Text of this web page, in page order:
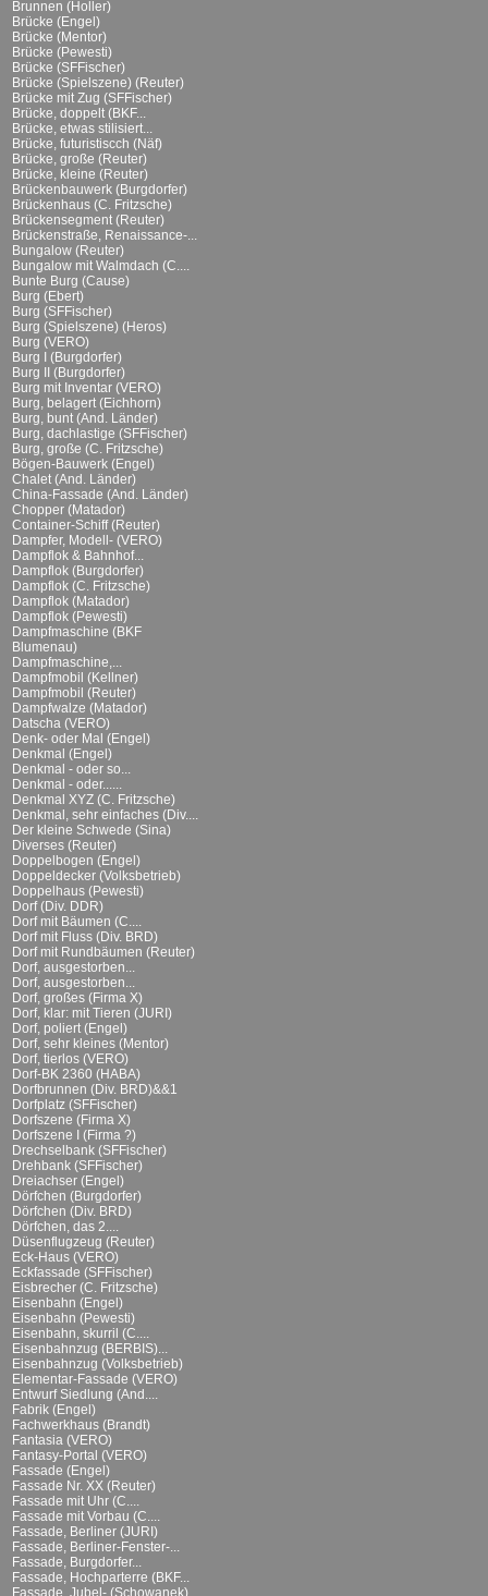
Brunnen (Holler)
Brücke (Engel)
Brücke (Mentor)
Brücke (Pewesti)
Brücke (SFFischer)
Brücke (Spielszene) (Reuter)
Brücke mit Zug (SFFischer)
Brücke, doppelt (BKF...
Brücke, etwas stilisiert...
Brücke, futuristiscch (Näf)
Brücke, große (Reuter)
Brücke, kleine (Reuter)
Brückenbauwerk (Burgdorfer)
Brückenhaus (C. Fritzsche)
Brückensegment (Reuter)
Brückenstraße, Renaissance-...
Bungalow (Reuter)
Bungalow mit Walmdach (C....
Bunte Burg (Cause)
Burg (Ebert)
Burg (SFFischer)
Burg (Spielszene) (Heros)
Burg (VERO)
Burg I (Burgdorfer)
Burg II (Burgdorfer)
Burg mit Inventar (VERO)
Burg, belagert (Eichhorn)
Burg, bunt (And. Länder)
Burg, dachlastige (SFFischer)
Burg, große (C. Fritzsche)
Bögen-Bauwerk (Engel)
Chalet (And. Länder)
China-Fassade (And. Länder)
Chopper (Matador)
Container-Schiff (Reuter)
Dampfer, Modell- (VERO)
Dampflok & Bahnhof...
Dampflok (Burgdorfer)
Dampflok (C. Fritzsche)
Dampflok (Matador)
Dampflok (Pewesti)
Dampfmaschine (BKF
Blumenau)
Dampfmaschine,...
Dampfmobil (Kellner)
Dampfmobil (Reuter)
Dampfwalze (Matador)
Datscha (VERO)
Denk- oder Mal (Engel)
Denkmal (Engel)
Denkmal - oder so...
Denkmal - oder......
Denkmal XYZ (C. Fritzsche)
Denkmal, sehr einfaches (Div....
Der kleine Schwede (Sina)
Diverses (Reuter)
Doppelbogen (Engel)
Doppeldecker (Volksbetrieb)
Doppelhaus (Pewesti)
Dorf (Div. DDR)
Dorf mit Bäumen (C....
Dorf mit Fluss (Div. BRD)
Dorf mit Rundbäumen (Reuter)
Dorf, ausgestorben...
Dorf, ausgestorben...
Dorf, großes (Firma X)
Dorf, klar: mit Tieren (JURI)
Dorf, poliert (Engel)
Dorf, sehr kleines (Mentor)
Dorf, tierlos (VERO)
Dorf-BK 2360 (HABA)
Dorfbrunnen (Div. BRD)&&1
Dorfplatz (SFFischer)
Dorfszene (Firma X)
Dorfszene I (Firma ?)
Drechselbank (SFFischer)
Drehbank (SFFischer)
Dreiachser (Engel)
Dörfchen (Burgdorfer)
Dörfchen (Div. BRD)
Dörfchen, das 2....
Düsenflugzeug (Reuter)
Eck-Haus (VERO)
Eckfassade (SFFischer)
Eisbrecher (C. Fritzsche)
Eisenbahn (Engel)
Eisenbahn (Pewesti)
Eisenbahn, skurril (C....
Eisenbahnzug (BERBIS)...
Eisenbahnzug (Volksbetrieb)
Elementar-Fassade (VERO)
Entwurf Siedlung (And....
Fabrik (Engel)
Fachwerkhaus (Brandt)
Fantasia (VERO)
Fantasy-Portal (VERO)
Fassade (Engel)
Fassade Nr. XX (Reuter)
Fassade mit Uhr (C....
Fassade mit Vorbau (C....
Fassade, Berliner (JURI)
Fassade, Berliner-Fenster-...
Fassade, Burgdorfer...
Fassade, Hochparterre (BKF...
Fassade, Jubel- (Schowanek)